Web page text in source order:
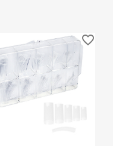
favorite_border